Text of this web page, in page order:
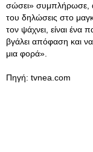
σώσει» συμπλήρωσε,
του δηλώσεις στο
τον ψάχνει, είναι ένα
βγάλει απόφαση και
μια φορά».
Πηγή: tvnea.com